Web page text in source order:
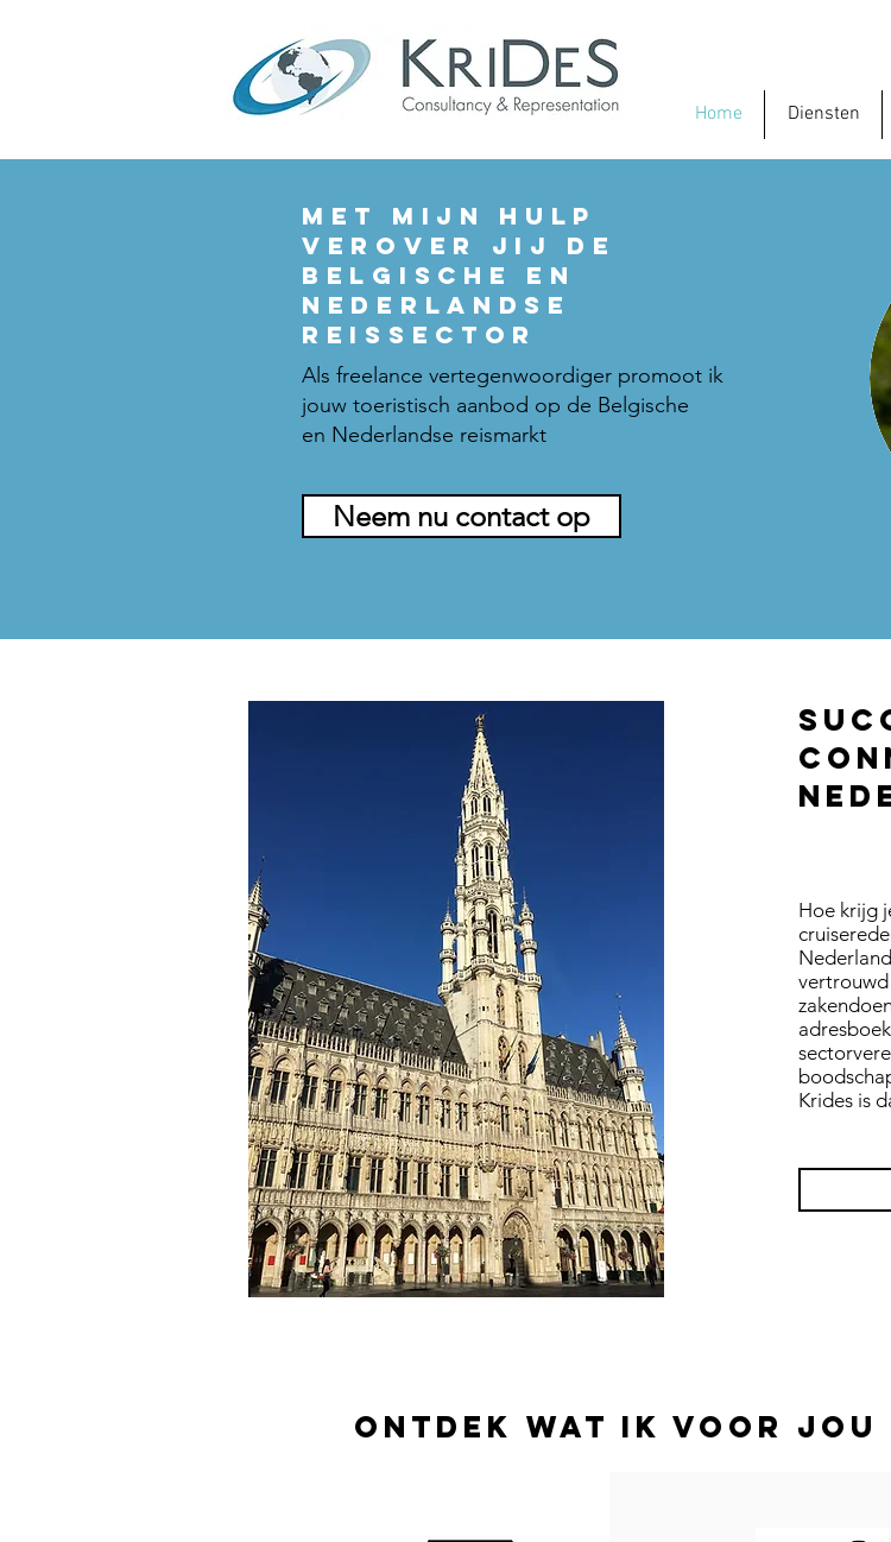
Home Diensten
mET MIJN HULP
VEROVER JIJ DE
BELGISCHE EN
NEDERLANDSE
REISsector
Als freelance vertegenwoordiger promoot ik
jouw toeristisch aanbod op de Belgische
en Nederlandse reismarkt
Neem nu contact op
Hoe krijg
vertrouwd
Krides is
Ontdek wat ik voor jou